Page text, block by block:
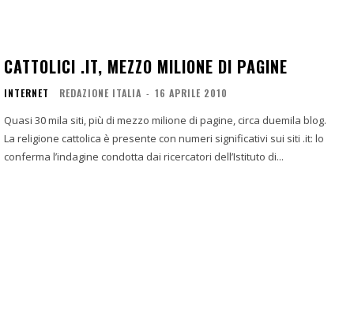
CATTOLICI .IT, MEZZO MILIONE DI PAGINE
INTERNET REDAZIONE ITALIA - 16 APRILE 2010
Quasi 30 mila siti, più di mezzo milione di pagine, circa duemila blog.
La religione cattolica è presente con numeri significativi sui siti .it: lo
conferma l’indagine condotta dai ricercatori dell’Istituto di...